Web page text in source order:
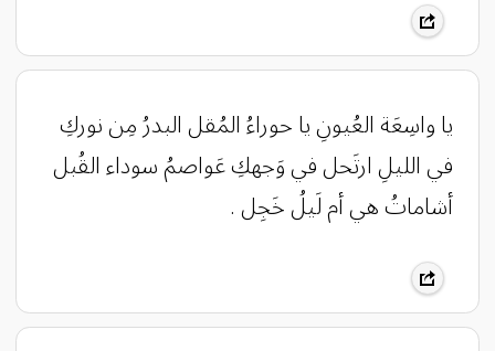
يا واسِعَة العُيونِ يا حوراءُ المُقل البدرُ مِن نوركِ
في الليلِ ارتَحل في وَجهكِ عَواصمُ سوداء القُبل
أشاماتُ هي أم لَيلُ خَجِل .